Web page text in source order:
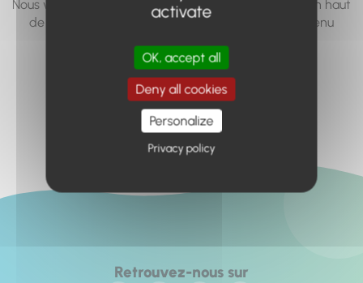
Nous vous invitons à utiliser le moteur de recherche en haut
de page, ou à utiliser le menu pour trouver le contenu
Retour à l'accueil
Retrouvez-nous sur
activate
OK, accept all
Deny all cookies
Personalize
Privacy policy